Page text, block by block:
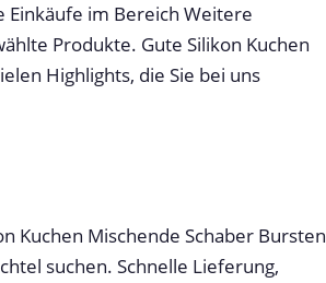
Einkäufe im Bereich Weitere
Produkte. Gute Silikon Kuchen
Highlights, die Sie bei uns
Kuchen Mischende Schaber Bursten
suchen. Schnelle Lieferung,